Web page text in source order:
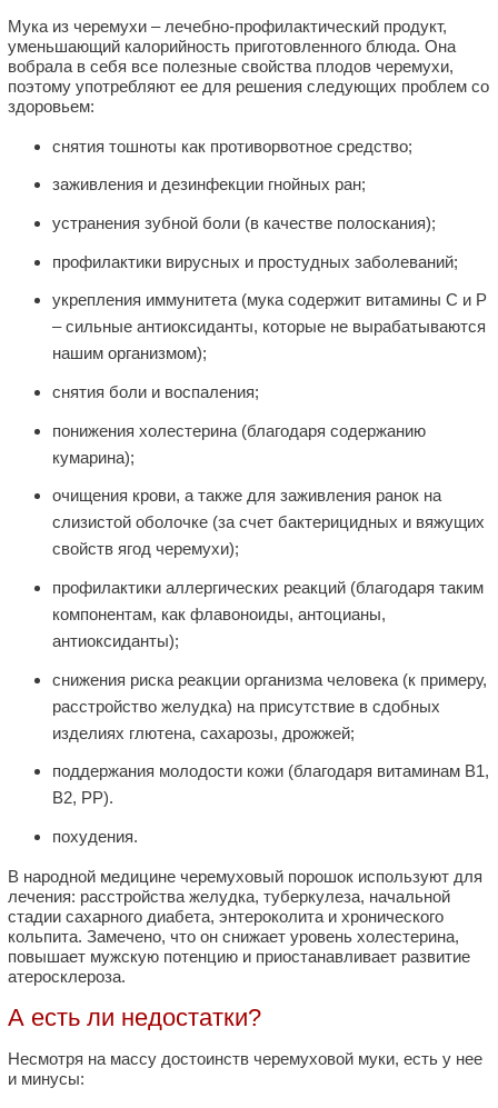
Мука из черемухи – лечебно-профилактический продукт,
уменьшающий калорийность приготовленного блюда. Она
вобрала в себя все полезные свойства плодов черемухи,
поэтому употребляют ее для решения следующих проблем со
здоровьем:
снятия тошноты как противорвотное средство;
заживления и дезинфекции гнойных ран;
устранения зубной боли (в качестве полоскания);
профилактики вирусных и простудных заболеваний;
укрепления иммунитета (мука содержит витамины С и Р
– сильные антиоксиданты, которые не вырабатываются
нашим организмом);
снятия боли и воспаления;
понижения холестерина (благодаря содержанию
кумарина);
очищения крови, а также для заживления ранок на
слизистой оболочке (за счет бактерицидных и вяжущих
свойств ягод черемухи);
профилактики аллергических реакций (благодаря таким
компонентам, как флавоноиды, антоцианы,
антиоксиданты);
снижения риска реакции организма человека (к примеру,
расстройство желудка) на присутствие в сдобных
изделиях глютена, сахарозы, дрожжей;
поддержания молодости кожи (благодаря витаминам В1,
В2, РР).
похудения.
В народной медицине черемуховый порошок используют для
лечения: расстройства желудка, туберкулеза, начальной
стадии сахарного диабета, энтероколита и хронического
кольпита. Замечено, что он снижает уровень холестерина,
повышает мужскую потенцию и приостанавливает развитие
атеросклероза.
А есть ли недостатки?
Несмотря на массу достоинств черемуховой муки, есть у нее
и минусы: